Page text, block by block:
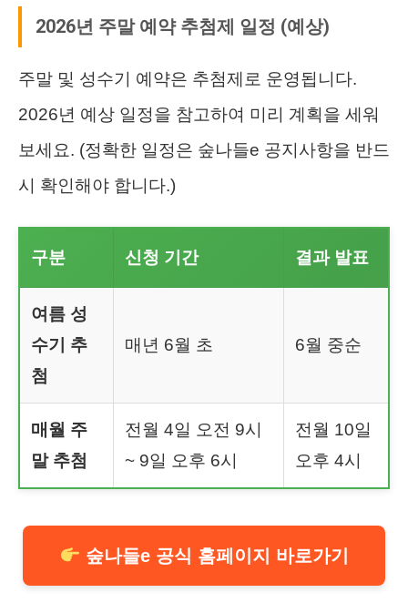
2026년 주말 예약 추첨제 일정 (예상)
주말 및 성수기 예약은 추첨제로 운영됩니다.
2026년 예상 일정을 참고하여 미리 계획을 세워
보세요. (정확한 일정은 숲나들e 공지사항을 반드
시 확인해야 합니다.)
구분 신청 기간 결과 발표
여름 성
수기 추
첨
매년 6월 초 6월 중순
매월 주
말 추첨
전월 4일 오전 9시
~ 9일 오후 6시
전월 10일
오후 4시
숲나들e 공식 홈페이지 바로가기